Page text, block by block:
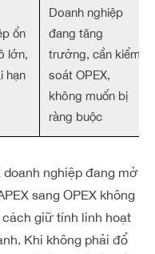
ổn
lớn,
hạn
Doanh nghiệp
đang tăng
trưởng, cần kiểm
soát OPEX,
không muốn bị
ràng buộc
nghiệp đang mở
sang OPEX không
giữ tính linh hoạt
Khi không phải đổ